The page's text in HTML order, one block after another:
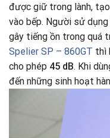
được giữ trong lành,
vào bếp. Người sử
gây tiếng ồn trong quá
Spelier SP – 860GT thì
cho phép 45 dB. Khi
đến những sinh hoạt